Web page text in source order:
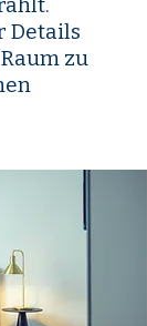
Details
zu